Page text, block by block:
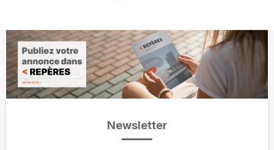
Newsletter